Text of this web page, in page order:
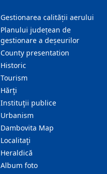
Gestionarea calității aerului
Planului județean de
gestionare a deșeurilor
County presentation
Historic
Tourism
Hărţi
Instituţii publice
Urbanism
Dambovita Map
Localitaţi
Heraldică
Album foto